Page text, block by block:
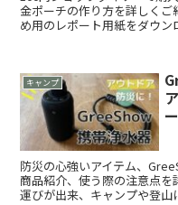
金ポーチの作り方を詳しく
め用のレポート用紙をダウン
キャンプ
防災の心強いアイテム、
商品紹介、使う際の注意点
運びが出来、キャンプや登山